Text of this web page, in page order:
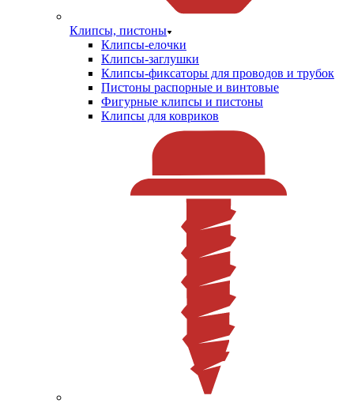
Клипсы, пистоны
Клипсы-елочки
Клипсы-заглушки
Клипсы-фиксаторы для проводов и трубок
Пистоны распорные и винтовые
Фигурные клипсы и пистоны
Клипсы для ковриков